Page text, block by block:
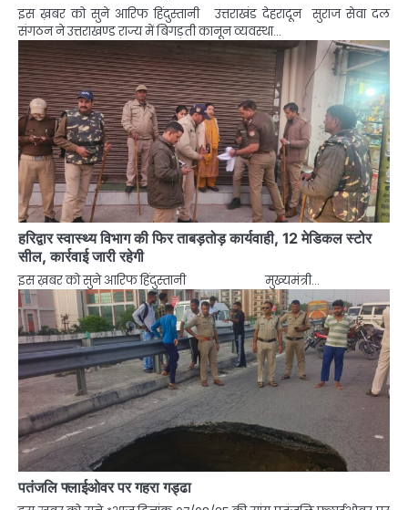
इस ख़बर को सुने आरिफ हिंदुस्तानी उत्तराखंड देहरादून सुराज सेवा दल
संगठन ने उत्तराखण्ड राज्य में बिगड़ती कानून व्यवस्था…
हरिद्वार स्वास्थ्य विभाग की फिर ताबड़तोड़ कार्यवाही, 12 मेडिकल स्टोर
सील, कार्रवाई जारी रहेगी
इस ख़बर को सुने आरिफ हिंदुस्तानी मुख्यमंत्री…
पतंजलि फ्लाईओवर पर गहरा गड्ढा